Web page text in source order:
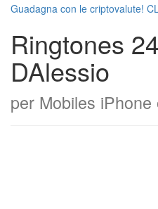
Guadagna con le criptovalute!
Ringtones
DAlessio
per Mobiles iPhone